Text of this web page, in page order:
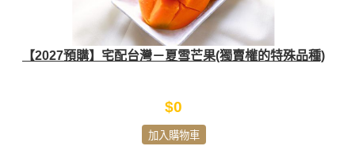
【2027預購】宅配台灣－夏雪芒果(獨賣權的特殊品種)
$0
加入購物車